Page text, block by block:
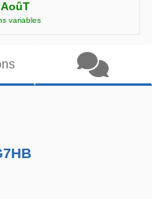
variables